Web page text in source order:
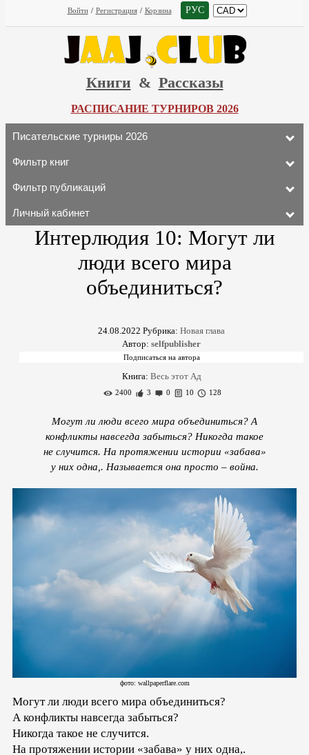
Войти / Регистрация / Корзина РУС
Книги & Рассказы
РАСПИСАНИЕ ТУРНИРОВ 2026
Писательские турниры 2026
Фильтр книг
Фильтр публикаций
Личный кабинет
Интерлюдия 10: Могут ли
люди всего мира
объединиться?
24.08.2022 Рубрика: Новая глава
Автор: selfpublisher
Книга: Весь этот Ад
2400 3 0 10 128
Могут ли люди всего мира объединиться? А
конфликты навсегда забыться? Никогда такое
не случится. На протяжении истории «забава»
у них одна,. Называется она просто – война.
фото: wallpaperflare.com
Могут ли люди всего мира объединиться?
А конфликты навсегда забыться?
Никогда такое не случится.
На протяжении истории «забава» у них одна,.